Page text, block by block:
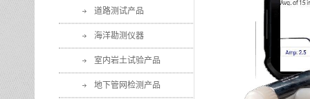
道路测试产品
海洋勘测仪器
室内岩土试验产品
地下管网检测产品